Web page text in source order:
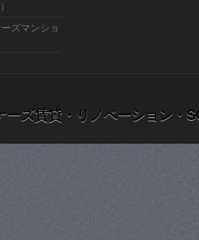
ズマンショ
ーズ賃貸・リノベーション・